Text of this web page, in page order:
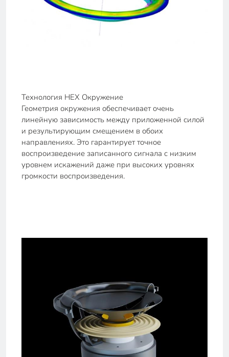
Технология HEX Окружение
Геометрия окружения обеспечивает очень
линейную зависимость между приложенной силой
и результирующим смещением в обоих
направлениях. Это гарантирует точное
воспроизведение записанного сигнала с низким
уровнем искажений даже при высоких уровнях
громкости воспроизведения.